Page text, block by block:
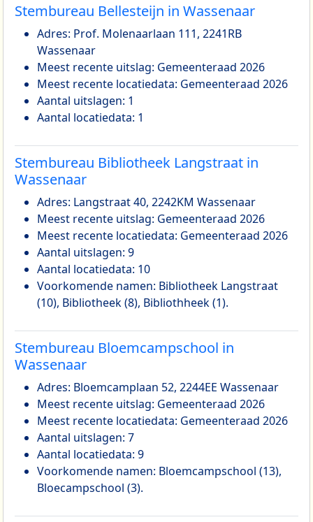
Stembureau Bellesteijn in Wassenaar
Adres: Prof. Molenaarlaan 111, 2241RB
Wassenaar
Meest recente uitslag: Gemeenteraad 2026
Meest recente locatiedata: Gemeenteraad 2026
Aantal uitslagen: 1
Aantal locatiedata: 1
Stembureau Bibliotheek Langstraat in
Wassenaar
Adres: Langstraat 40, 2242KM Wassenaar
Meest recente uitslag: Gemeenteraad 2026
Meest recente locatiedata: Gemeenteraad 2026
Aantal uitslagen: 9
Aantal locatiedata: 10
Voorkomende namen: Bibliotheek Langstraat
(10), Bibliotheek (8), Bibliothheek (1).
Stembureau Bloemcampschool in
Wassenaar
Adres: Bloemcamplaan 52, 2244EE Wassenaar
Meest recente uitslag: Gemeenteraad 2026
Meest recente locatiedata: Gemeenteraad 2026
Aantal uitslagen: 7
Aantal locatiedata: 9
Voorkomende namen: Bloemcampschool (13),
Bloecampschool (3).